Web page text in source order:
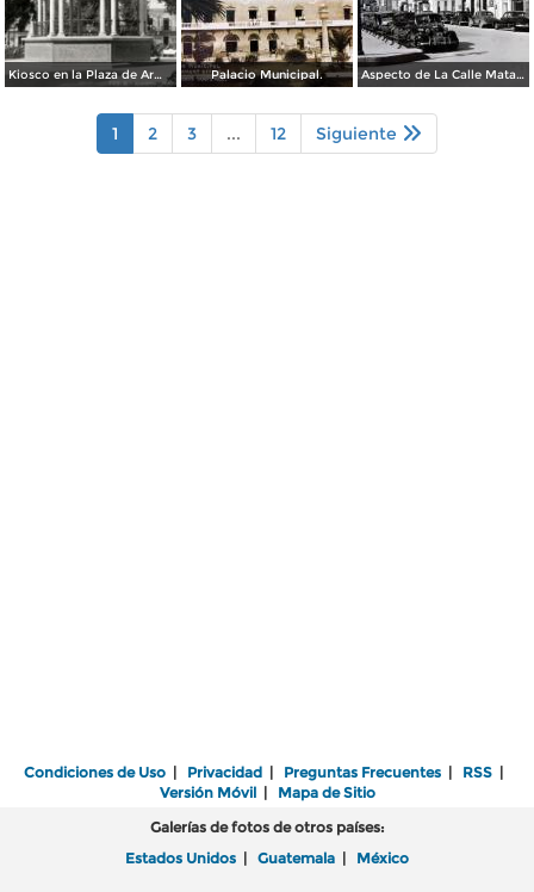
Kiosco en la Plaza de Armas Palacio Municipal. Aspecto de La Calle Matamoros ( Circulada el 6 de Enero de 1951 ).
1 2 3 ... 12 Siguiente
Condiciones de Uso | Privacidad | Preguntas Frecuentes | RSS |
Versión Móvil| Mapa de Sitio
Galerías de fotos de otros países:
Estados Unidos | Guatemala | México